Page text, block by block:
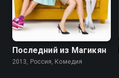
7.4 5.1
Последний из Магикян
2013, Россия, Комедия